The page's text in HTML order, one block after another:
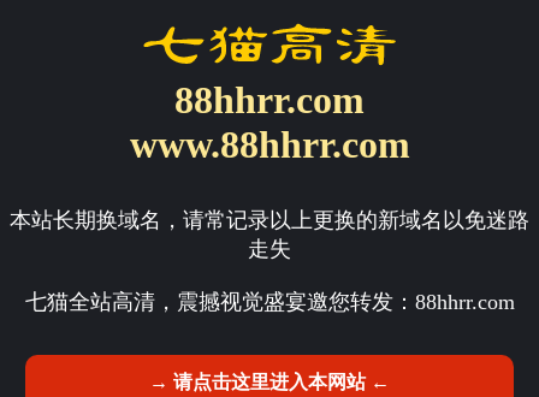
88hhrr.com
www.88hhrr.com
本站长期换域名，请常记录以上更换的新域名以免迷路
走失
七猫全站高清，震撼视觉盛宴邀您转发： 88hhrr.com
→ 请点击这里进入本网站 ←